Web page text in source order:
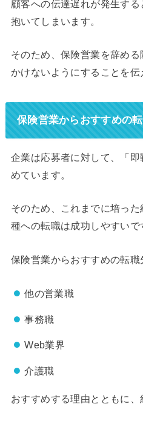
顧客への伝達遅れが発生す
抱いてしまいます。
そのため、保険営業を辞め
かけないようにすることを伝
保険営業からおすすめの
企業は応募者に対して、「
めています。
そのため、これまでに培っ
種への転職は成功しやすいで
保険営業からおすすめの転職
他の営業職
事務職
Web業界
介護職
おすすめする理由とともに、